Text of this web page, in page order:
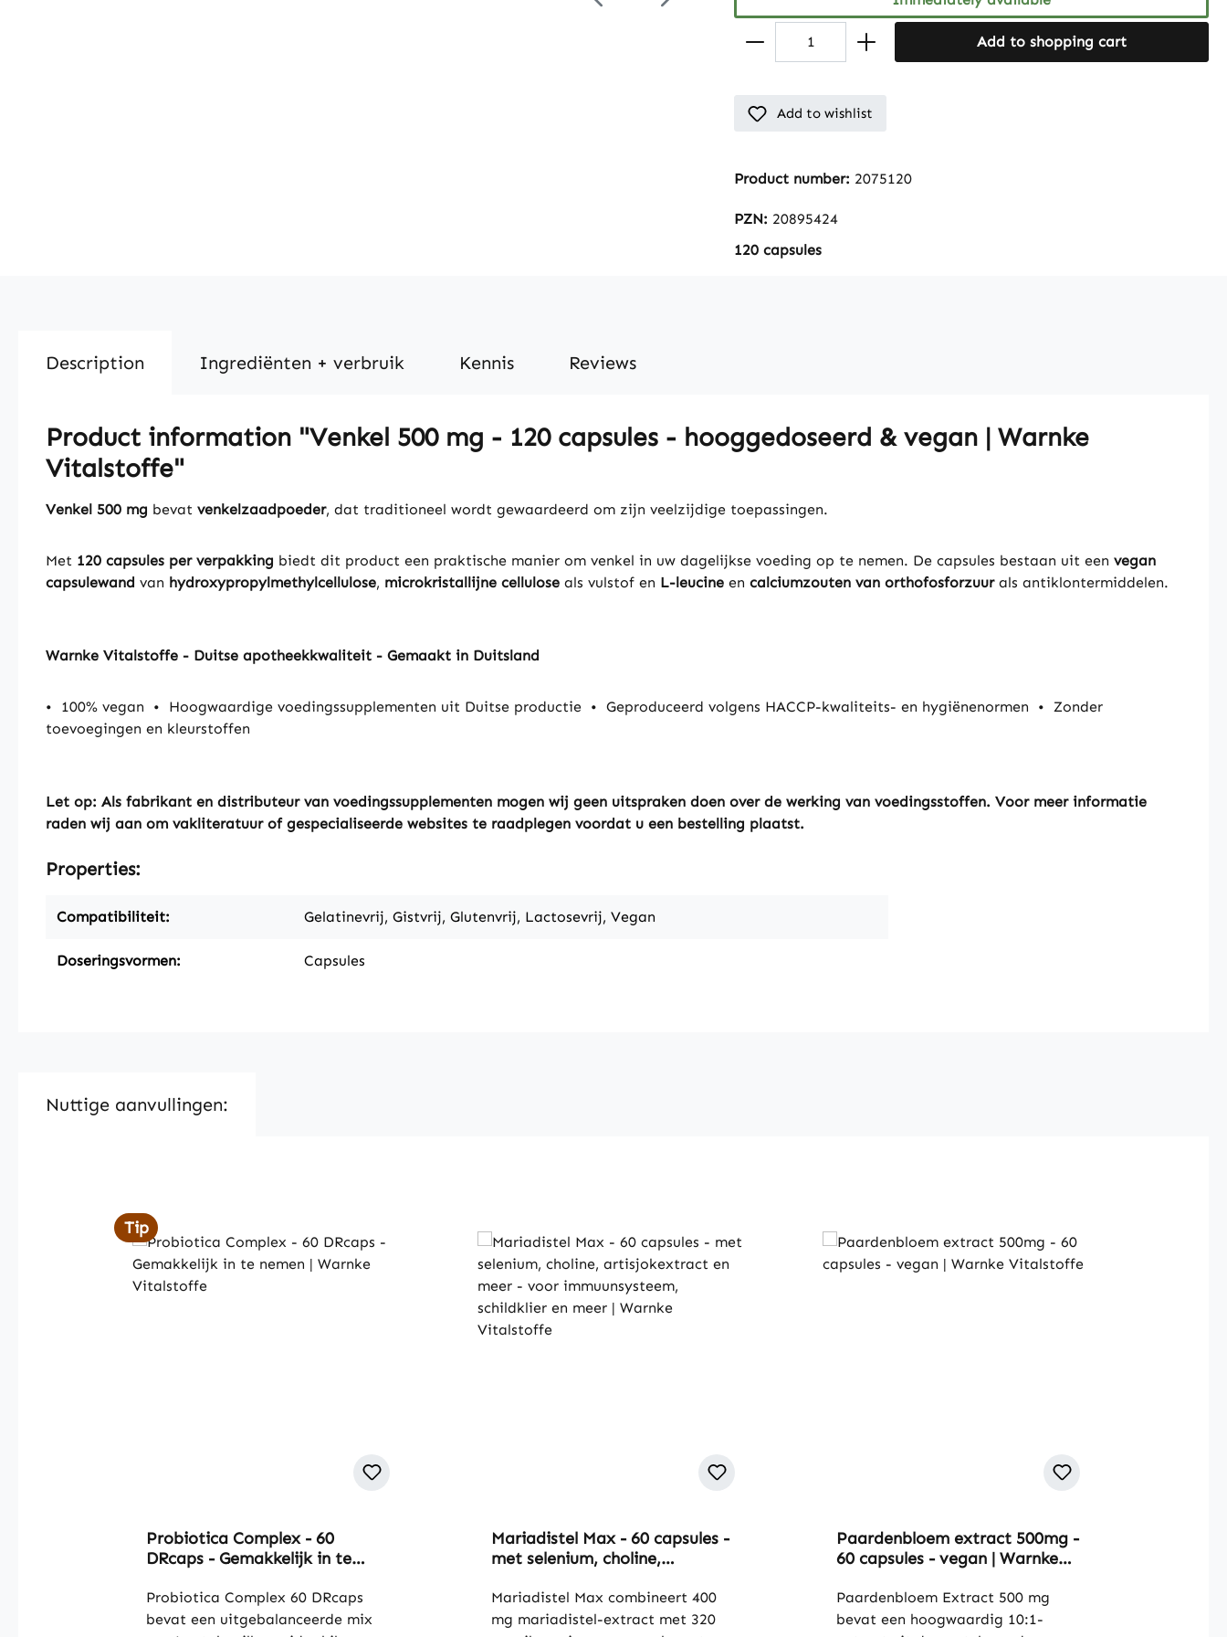
Add to shopping cart
Add to wishlist
Product number: 2075120
PZN: 20895424
120 capsules
Description Ingrediënten + verbruik Kennis Reviews
Product information "Venkel 500 mg - 120 capsules - hooggedoseerd & vegan | Warnke
Vitalstoffe"
Venkel 500 mg bevat venkelzaadpoeder, dat traditioneel wordt gewaardeerd om zijn veelzijdige toepassingen.
Met 120 capsules per verpakking biedt dit product een praktische manier om venkel in uw dagelijkse voeding op te nemen. De capsules bestaan uit een vegan
capsulewand van hydroxypropylmethylcellulose, microkristallijne cellulose als vulstof en L-leucine en calciumzouten van orthofosforzuurals antiklontermiddelen.
Warnke Vitalstoffe - Duitse apotheekkwaliteit - Gemaakt in Duitsland
• 100% vegan • Hoogwaardige voedingssupplementen uit Duitse productie • Geproduceerd volgens HACCP-kwaliteits- en hygiënenormen • Zonder
toevoegingen en kleurstoffen
Let op: Als fabrikant en distributeur van voedingssupplementen mogen wij geen uitspraken doen over de werking van voedingsstoffen. Voor meer informatie
raden wij aan om vakliteratuur of gespecialiseerde websites te raadplegen voordat u een bestelling plaatst.
Properties:
Compatibiliteit: Gelatinevrij, Gistvrij, Glutenvrij, Lactosevrij, Vegan
Doseringsvormen: Capsules
Nuttige aanvullingen:
Tip
Probiotica Complex - 60
DRcaps - Gemakkelijk in te
Probiotica Complex 60 DRcaps
bevat een uitgebalanceerde mix
Mariadistel Max - 60 capsules -
met selenium, choline,
immuunsysteem, schildklier en
meer | Warnke Vitalstoffe
Mariadistel Max combineert 400
mg mariadistel-extract met 320
Paardenbloem extract 500mg -
60 capsules - vegan | Warnke
Paardenbloem Extract 500 mg
bevat een hoogwaardig 10:1-